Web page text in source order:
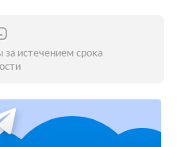
истечением срока